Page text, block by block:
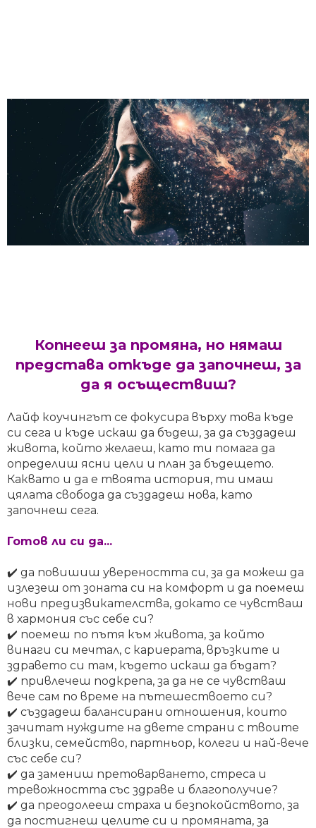
Копнееш за промяна, но нямаш
представа откъде да започнеш, за
да я осъществиш?
Лайф коучингът се фокусира върху това къде
си сега и къде искаш да бъдеш, за да създадеш
живота, който желаеш, като ти помага да
oпределиш ясни цели и план за бъдещето.
Каквато и да е твоята история, ти имаш
цялата свобода да създадеш нова, като
започнеш сега.
Готов ли си да...
✔️ да повишиш увереността си, за да можеш да
излезеш от зоната си на комфорт и да поемеш
нови предизвикателства, докато се чувстваш
в хармония със себе си?
✔️ поемеш по пътя към живота, за който
винаги си мечтал, с кариерата, връзките и
здравето си там, където искаш да бъдат?
✔️ привлечеш подкрепа, за да не се чувстваш
вече сам по време на пътешествоето си?
✔️ създадеш балансирани отношения, които
зачитат нуждите на двете страни с твоите
близки, семейство, партньор, колеги и най-вече
със себе си?
✔️ да замениш претоварването, стресa и
тревожността със здраве и благополучие?
✔️ да преодолееш страха и безпокойството, за
да постигнеш целите си и промяната, за